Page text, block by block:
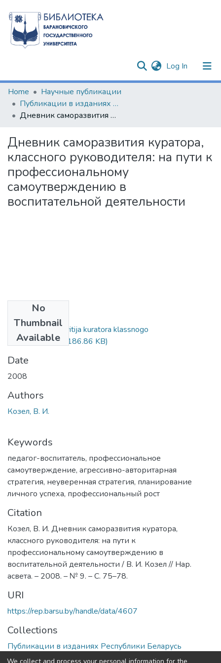
Log In (current)
Communities & Collections
All of DSpace
Home
Научные публикации
Публикации в изданиях Республики Беларусь
Дневник саморазвития куратора, классного руководителя: на пути к профессиональному самоутверждению в воспитательной деятельности
Дневник саморазвития куратора,
классного руководителя: на пути к
профессиональному
самоутверждению в
воспитательной деятельности
No
Thumbnail
Available
Dnevnik samorazvitija kuratora klassnogo
rukovoditelja.pdf
(186.86 KB)
Date
2008
Authors
Козел, В. И.
Keywords
педагог-воспитатель, профессиональное
самоутверждение, агрессивно-авторитарная
стратегия, неуверенная стратегия, планирование
личного успеха, профессиональный рост
Citation
Козел, В. И. Дневник саморазвития куратора,
классного руководителя: на пути к
профессиональному самоутверждению в
воспитательной деятельности / В. И. Козел // Нар.
асвета. – 2008. – № 9. – С. 75–78.
URI
https://rep.barsu.by/handle/data/4607
Collections
Публикации в изданиях Республики Беларусь